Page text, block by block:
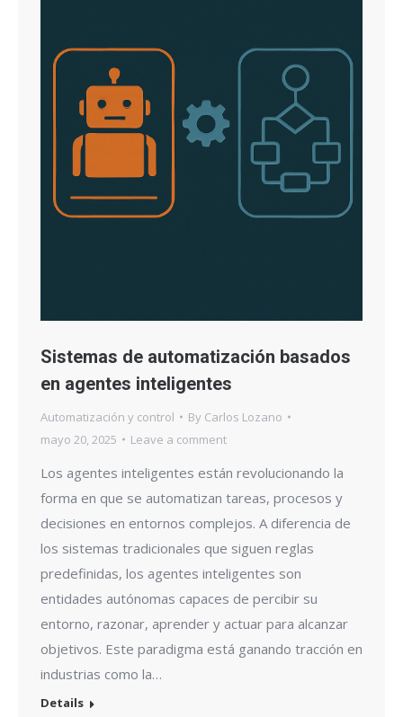
Sistemas de automatización basados
en agentes inteligentes
Automatización y control By Carlos Lozano
mayo 20, 2025
Leave a comment
Los agentes inteligentes están revolucionando la
forma en que se automatizan tareas, procesos y
decisiones en entornos complejos. A diferencia de
los sistemas tradicionales que siguen reglas
predefinidas, los agentes inteligentes son
entidades autónomas capaces de percibir su
entorno, razonar, aprender y actuar para alcanzar
objetivos. Este paradigma está ganando tracción en
industrias como la…
Details